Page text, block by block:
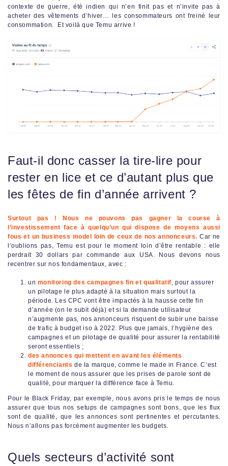
contexte de guerre, été indien qui n’en finit pas et n’invite pas à
acheter des vêtements d’hiver… les consommateurs ont freiné leur
consommation. Et voilà que Temu arrive !
Faut-il donc casser la tire-lire pour
rester en lice et ce d’autant plus que
les fêtes de fin d’année arrivent ?
Surtout pas ! Nous ne pouvons pas gagner la course à
l’investissement face à quelqu’un qui dispose de moyens aussi
fous et un business model loin de ceux de nos annonceurs. Car ne
l’oublions pas, Temu est pour le moment loin d’être rentable : elle
perdrait 30 dollars par commande aux USA. Nous devons nous
recentrer sur nos fondamentaux, avec :
un monitoring des campagnes fin et qualitatif, pour assurer
un pilotage le plus adapté à la situation mais surtout la
période. Les CPC vont être impactés à la hausse cette fin
d’année (on le subit déjà) et si la demande utilisateur
n’augmente pas, nos annonceurs risquent de subir une baisse
de trafic à budget iso à 2022. Plus que jamais, l’hygiène des
campagnes et un pilotage de qualité pour assurer la rentabilité
seront essentiels ;
des annonces qui mettent en avant les éléments
différenciants de la marque, comme le made in France. C’est
le moment de nous assurer que les prises de parole sont de
qualité, pour marquer la différence face à Temu.
Pour le Black Friday, par exemple, nous avons pris le temps de nous
assurer que tous nos setups de campagnes sont bons, que les flux
sont de qualité, que les annonces sont pertinentes et percutantes.
Nous n’allons pas forcément augmenter les budgets.
Quels secteurs d’activité sont